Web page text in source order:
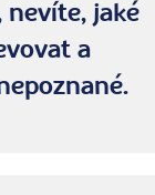
nevíte, jaké
a